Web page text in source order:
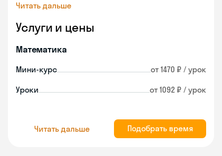
Читать дальше
Услуги и цены
Математика
Мини-курс от 1470 ₽ / урок
Уроки от 1092 ₽ / урок
Читать дальше Подобрать время